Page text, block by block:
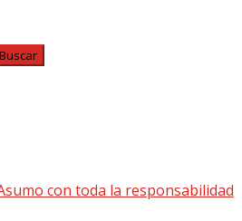
con toda la responsabilidad